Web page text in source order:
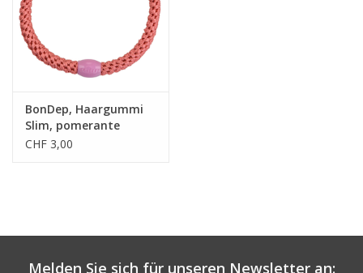
BonDep, Haargummi
Slim, pomerante
CHF 3,00
Melden Sie sich für unseren Newsletter an: